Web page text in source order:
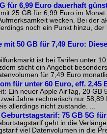
für 6,99 Euro dauerhaft
25 GB für 6,99 Euro im Monat
wecken. Bei der
noch ein Punkt hinzu, der
mit 50 GB für 7,49 Euro:
ist bei Tarifen unter
sticht ein Angebot
für 7,49 Euro
für unter 60 Euro, eff. 2,45
Ein neuer Apple AirTag, 20 GB
Jahre rechnerisch nur 58,89
allerdings nicht zustande. ...
75 GB 5G
geht in die
viel Datenvolumen in die